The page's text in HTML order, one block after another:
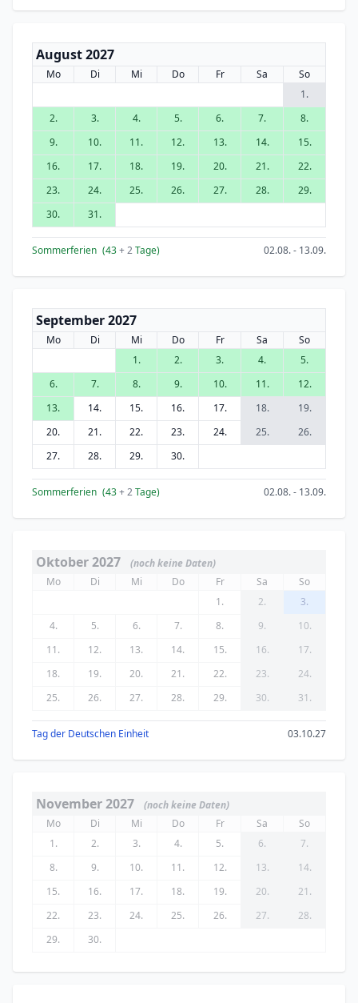
August 2027
Mo Di Mi Do Fr Sa
So
1.
2.
3. 4. 5. 6. 7.
8.
9.
10. 11. 12. 13. 14.
15.
16.
17. 18. 19. 20. 21.
22.
23.
24. 25. 26. 27. 28.
29.
30.
31.
Sommerferien (43+ 2Tage) 02.08. - 13.09.
September 2027
Mo Di Mi Do Fr Sa
So
1.
2. 3. 4.
5.
6.
7. 8. 9. 10. 11.
12.
13.
14. 15. 16. 17. 18.
19.
20.
21. 22. 23. 24. 25.
26.
27.
28. 29. 30.
Sommerferien (43+ 2Tage) 02.08. - 13.09.
Oktober 2027
(noch keine Daten)
Mo
Di Mi Do Fr Sa
So
1.
2.
3.
4.
5. 6. 7. 8. 9.
10.
11.
12. 13. 14. 15. 16.
17.
18.
19. 20. 21. 22. 23.
24.
25.
26. 27. 28. 29. 30. 31.
Tag der Deutschen Einheit 03.10.27
November 2027
(noch keine Daten)
Mo
Di Mi Do Fr Sa
So
1.
2. 3. 4. 5. 6.
7.
8.
9. 10. 11. 12. 13.
14.
15.
16. 17. 18. 19. 20.
21.
22.
23. 24. 25. 26. 27.
28.
29.
30.